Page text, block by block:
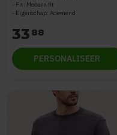
Fit: Modern fit
Eigenschap: Ademend
33 88
PERSONALISEER